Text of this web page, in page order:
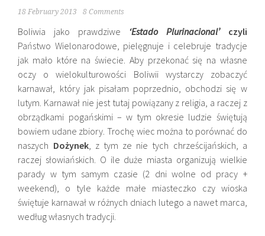
18 February 2013 8 Comments
Boliwia jako prawdziwe ‘Estado Plurinacional’czyli
Państwo Wielonarodowe, pielęgnuje i celebruje tradycje
jak mało które na świecie. Aby przekonać się na własne
oczy o wielokulturowości Boliwii wystarczy zobaczyć
karnawał, który jak pisałam poprzednio, obchodzi się w
lutym. Karnawał nie jest tutaj powiązany z religia, a raczej z
obrządkami pogańskimi – w tym okresie ludzie świętują
bowiem udane zbiory. Trochę wiec można to porównać do
naszych Dożynek, z tym ze nie tych chrześcijańskich, a
raczej słowiańskich. O ile duże miasta organizują wielkie
parady w tym samym czasie (2 dni wolne od pracy +
weekend), o tyle każde małe miasteczko czy wioska
świętuje karnawał w różnych dniach lutego a nawet marca,
według własnych tradycji.